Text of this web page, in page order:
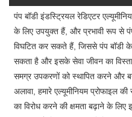
पंप बॉडी इंडस्ट्रियल रेडिएटर
के लिए उपयुक्त हैं, और प्रभावी रूप से पंप
विघटित कर सकते हैं, जिससे पंप बॉडी
सकता है और इसके सेवा जीवन का
समग्र उपकरणों को स्थापित करने और
अलावा, हमारे एल्यूमीनियम प्रोफाइल
का विरोध करने की क्षमता बढ़ाने के लिए